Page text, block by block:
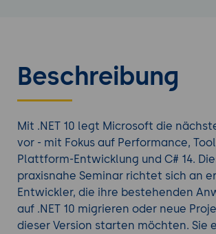
Beschreibung
Mit .NET 10 legt Microsoft die
vor - mit Fokus auf Performance,
Plattform-Entwicklung und C# 14.
praxisnahe Seminar richtet sich an
Entwickler, die ihre bestehenden
auf .NET 10 migrieren oder neue
dieser Version starten möchten. Sie